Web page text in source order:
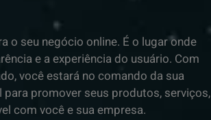
o seu negócio online. É o lugar onde
e a experiência do usuário. Com
você estará no comando da sua
promover seus produtos, serviços,
com você e sua empresa.